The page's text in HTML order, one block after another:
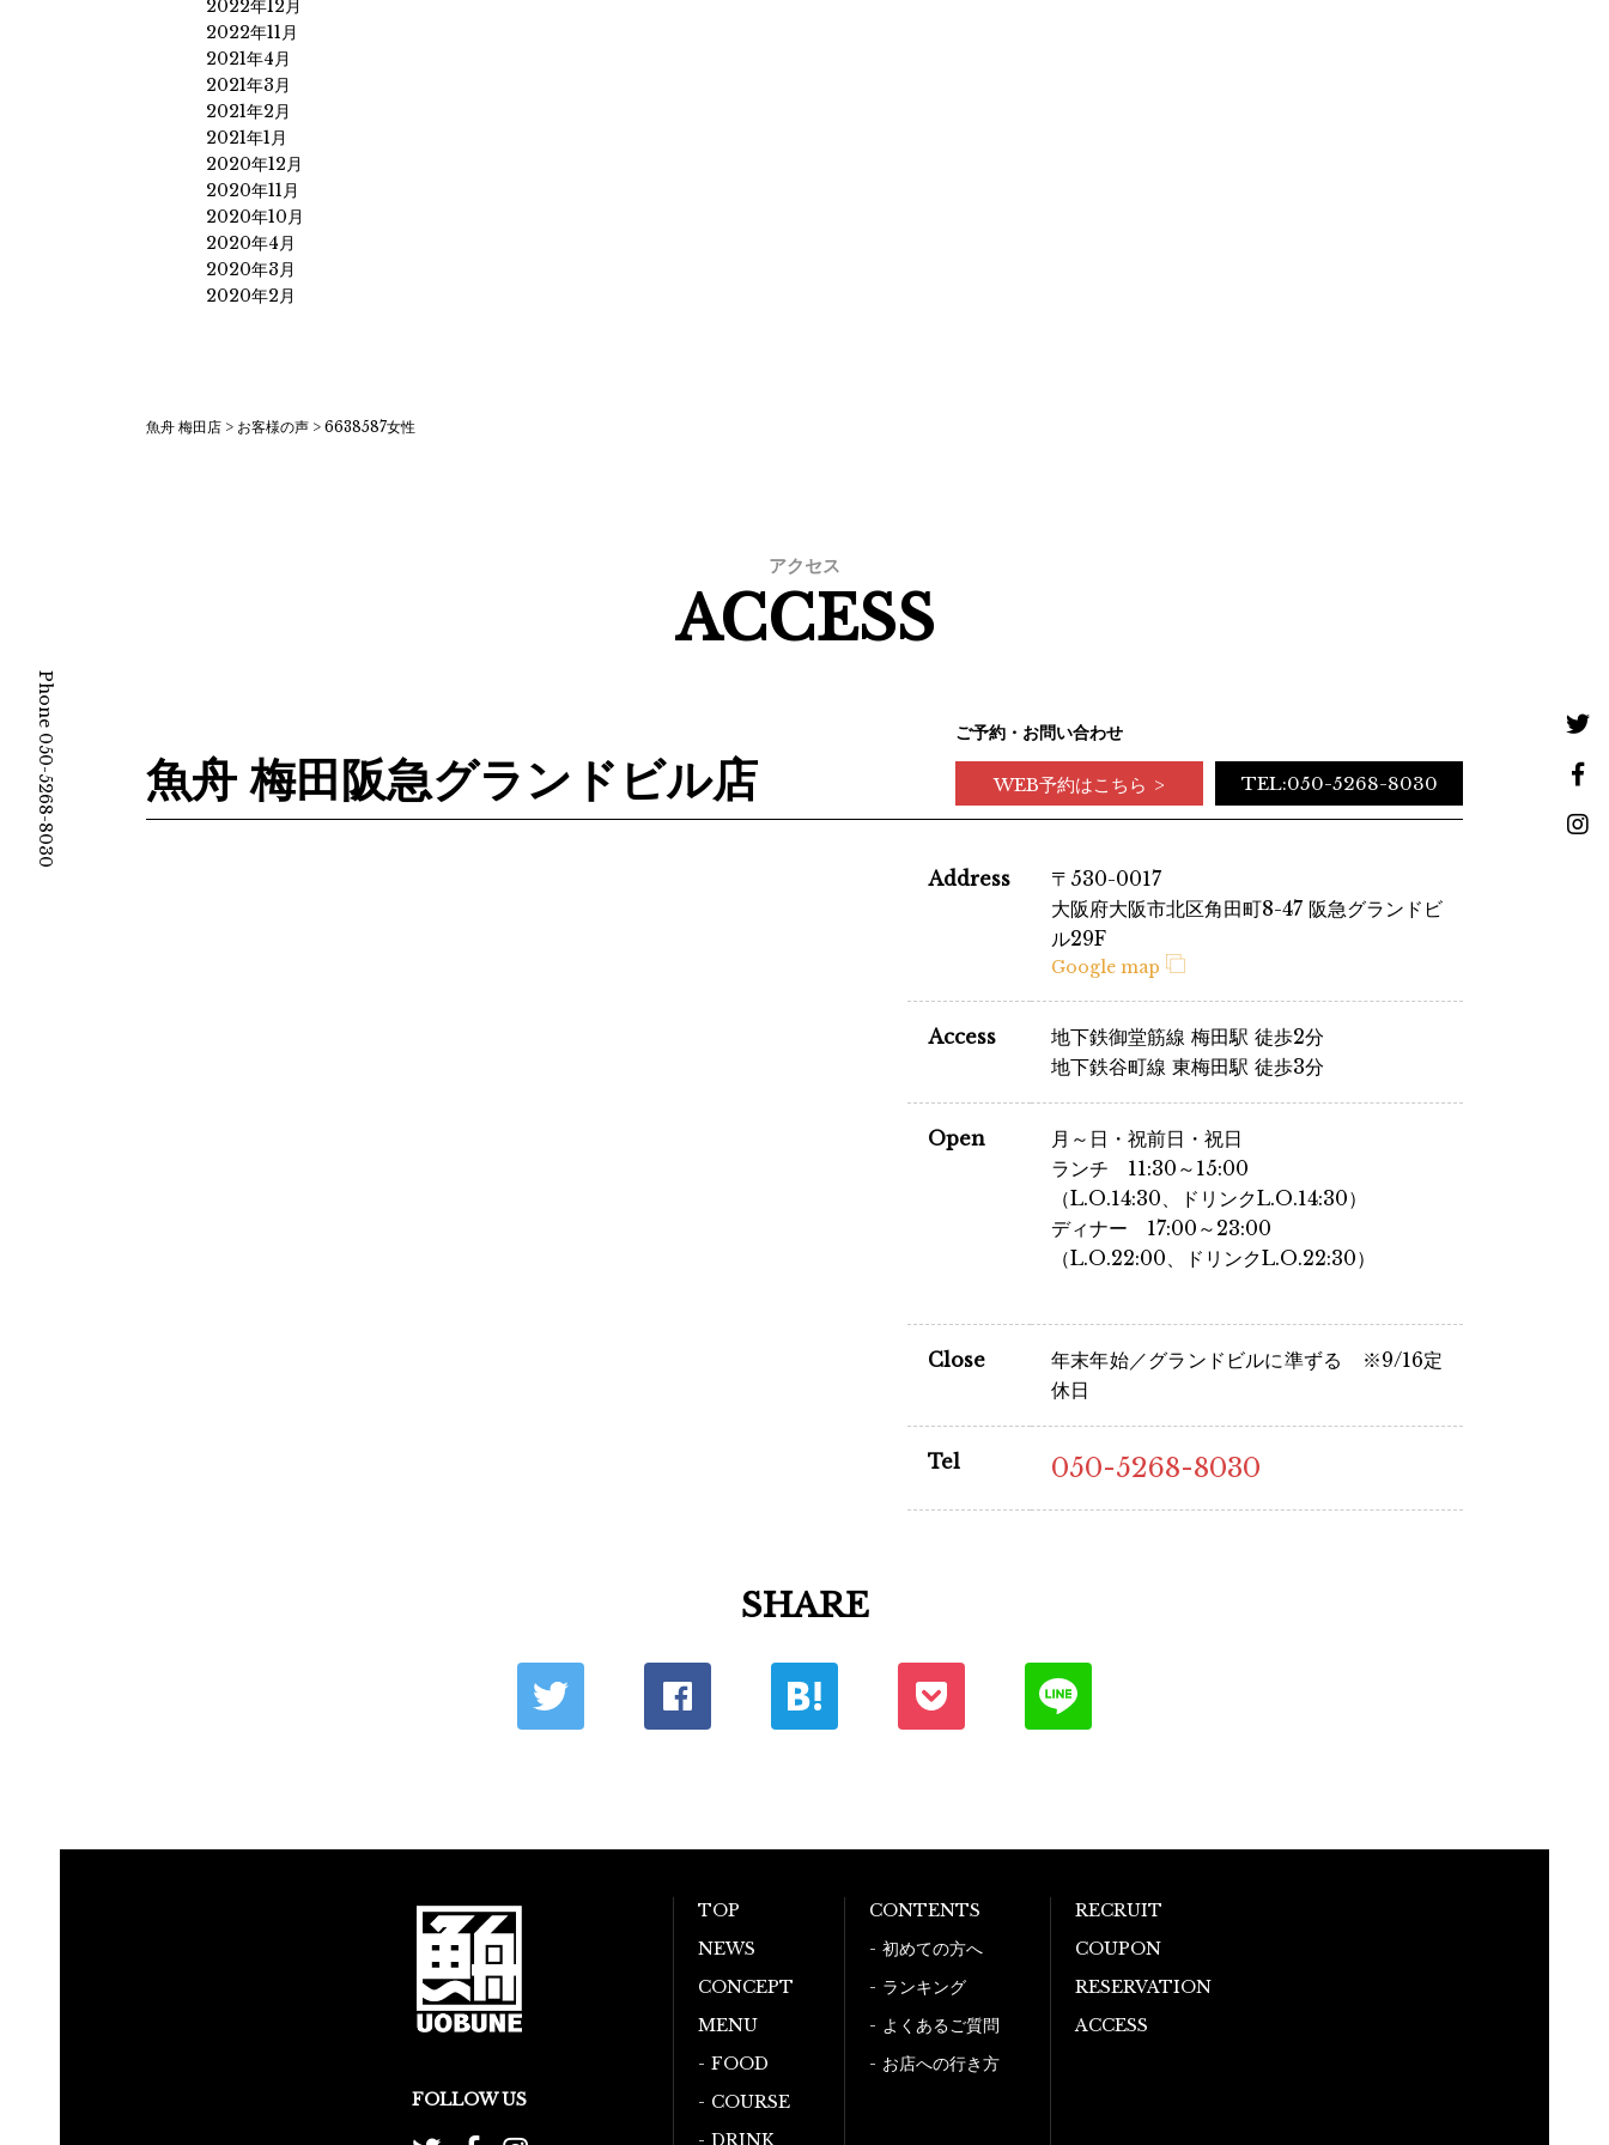
2022年12月
2022年11月
2021年4月
2021年3月
2021年2月
2021年1月
2020年12月
2020年11月
2020年10月
2020年4月
2020年3月
2020年2月
魚舟 梅田店 > お客様の声 > 6638587女性
アクセス
ACCESS
魚舟 梅田阪急グランドビル店
ご予約・お問い合わせ
WEB予約はこちら TEL:050-5268-8030
Address
〒530-0017
大阪府大阪市北区角田町8-47 阪急グランドビ
ル29F
Google map
Access
地下鉄御堂筋線 梅田駅 徒歩2分
地下鉄谷町線 東梅田駅 徒歩3分
Open
月～日・祝前日・祝日
ランチ 11:30～15:00
（L.O.14:30、ドリンクL.O.14:30）
ディナー 17:00～23:00
（L.O.22:00、ドリンクL.O.22:30）
Close
年末年始／グランドビルに準ずる ※9/16定
休日
Tel 050-5268-8030
SHARE
FOLLOW US
TOP
NEWS
CONCEPT
MENU
FOOD
COURSE
DRINK
CONTENTS
初めての方へ
ランキング
よくあるご質問
お店への行き方
RECRUIT
COUPON
RESERVATION
ACCESS
Phone 050-5268-8030